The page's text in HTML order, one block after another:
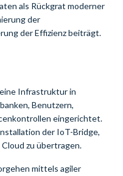
als Rückgrat moderner
der
der Effizienz beiträgt.
Infrastruktur in
Benutzern,
eingerichtet.
der IoT-Bridge,
zu übertragen.
mittels agiler